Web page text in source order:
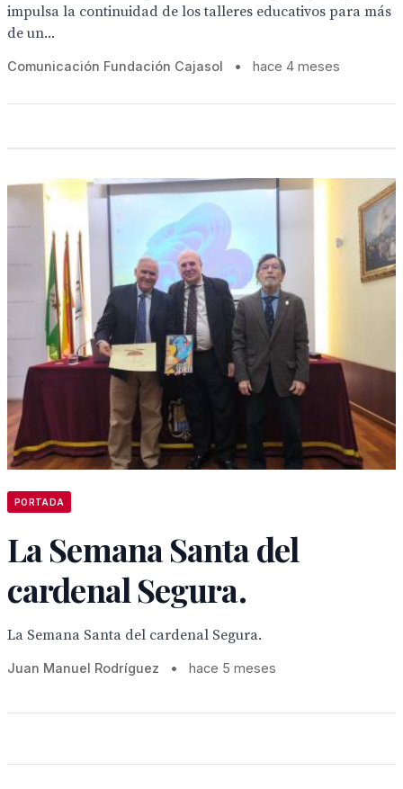
impulsa la continuidad de los talleres educativos para más
de un...
Comunicación Fundación Cajasol • hace 4 meses
PORTADA
La Semana Santa del
cardenal Segura.
La Semana Santa del cardenal Segura.
Juan Manuel Rodríguez • hace 5 meses